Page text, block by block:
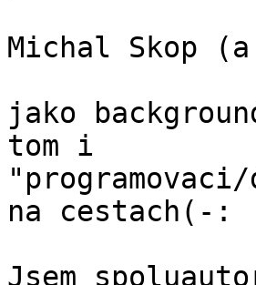
Michal Skop
jako
tom i
na cestach(-:
Jsem